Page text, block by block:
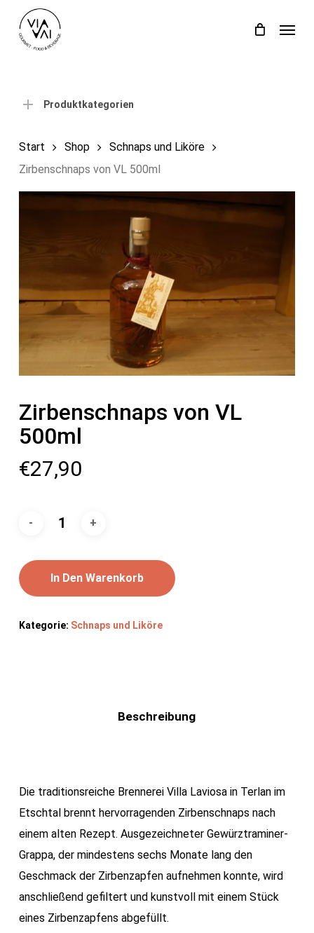
Einkaufswagen Close
Produktkategorien
Start Shop
Schnaps und Liköre
Zirbenschnaps von VL 500ml
Zirbenschnaps von VL
500ml
€27,90
In Den Warenkorb
Kategorie: Schnaps und Liköre
Beschreibung
Die traditionsreiche Brennerei Villa Laviosa in Terlan im
Etschtal brennt hervorragenden Zirbenschnaps nach
einem alten Rezept. Ausgezeichneter Gewürztraminer-
Grappa, der mindestens sechs Monate lang den
Geschmack der Zirbenzapfen aufnehmen konnte, wird
anschließend gefiltert und kunstvoll mit einem Stück
eines Zirbenzapfens abgefüllt.